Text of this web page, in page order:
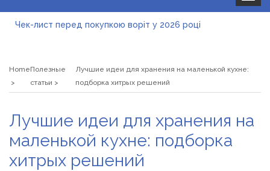
Чек-лист перед покупкою воріт у 2026 році
Як швидко отримати ліцензію на медичну практику:
типові помилки, відмова та як її уникнути
варіант
Натуральна косметика Хіларі для захисту шкіри від
сонця
Магазин паяльников: рейтинг лучших магазинов Украины
HomeПолезные
статьи
Лучшие идеи для хранения на маленькой кухне:
подборка хитрых решений
Лучшие идеи для хранения на
маленькой кухне: подборка
хитрых решений